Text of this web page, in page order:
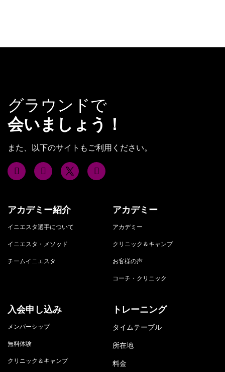
グラウンドで
会いましょう！
また、以下のサイトもご利用ください。
アカデミー紹介
イニエスタ選手について
イニエスタ・メソッド
チームイニエスタ
アカデミー
アカデミー
クリニック＆キャンプ
お客様の声
コーチ・クリニック
入会申し込み
メンバーシップ
無料体験
クリニック＆キャンプ
トレーニング
タイムテーブル
所在地
料金